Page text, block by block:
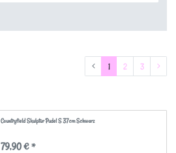
1 2 3
Countryfield Skulptur Pudel S 37cm Schwarz
79,90 € *